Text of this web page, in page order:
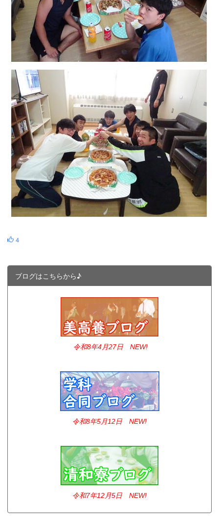
4
ブログはこちらから♪
令和8年4月27日 NEW!
令和8年5月12日 NEW!
令和7年12月5日 NEW!